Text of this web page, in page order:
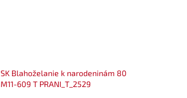
SK Blahoželanie k narodeninám 80
M11-609 T PRANI_T_2529